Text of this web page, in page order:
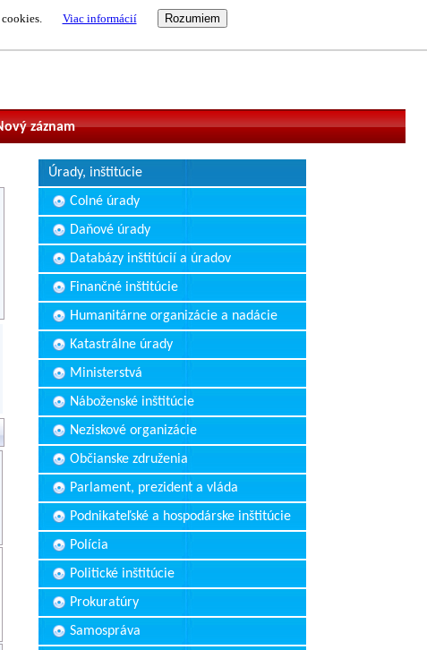
Viac informácií
záznam
Úrady, inštitúcie
Colné úrady
Daňové úrady
Databázy inštitúcií a úradov
Finančné inštitúcie
Humanitárne organizácie a nadácie
Katastrálne úrady
Ministerstvá
Náboženské inštitúcie
Neziskové organizácie
Občianske združenia
Parlament, prezident a vláda
Podnikateľské a hospodárske inštitúcie
Polícia
Politické inštitúcie
Prokuratúry
Samospráva